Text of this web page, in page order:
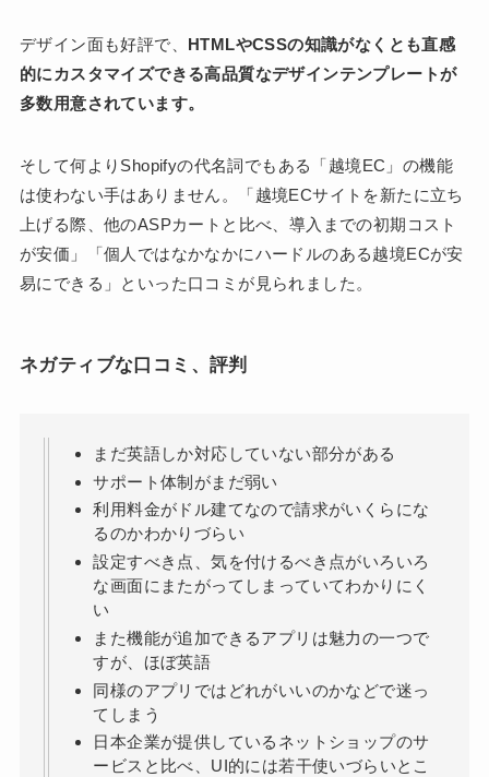
デザイン面も好評で、 HTMLやCSSの知識がなくとも直感
的にカスタマイズできる高品質なデザインテンプレートが
多数用意されています。
そして何よりShopifyの代名詞でもある「越境EC」の機能
は使わない手はありません。「越境ECサイトを新たに立ち
上げる際、他のASPカートと比べ、導入までの初期コスト
が安価」「個人ではなかなかにハードルのある越境ECが安
易にできる」といった口コミが見られました。
ネガティブな口コミ、評判
まだ英語しか対応していない部分がある
サポート体制がまだ弱い
利用料金がドル建てなので請求がいくらにな
るのかわかりづらい
設定すべき点、気を付けるべき点がいろいろ
な画面にまたがってしまっていてわかりにく
い
また機能が追加できるアプリは魅力の一つで
すが、ほぼ英語
同様のアプリではどれがいいのかなどで迷っ
てしまう
日本企業が提供しているネットショップのサ
ービスと比べ、UI的には若干使いづらいとこ